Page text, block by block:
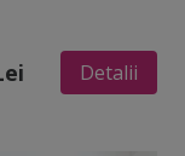
Detalii